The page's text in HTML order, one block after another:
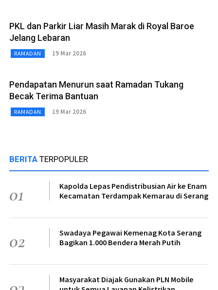
PKL dan Parkir Liar Masih Marak di Royal Baroe
Jelang Lebaran
RAMADAN 19 Mar 2026
Pendapatan Menurun saat Ramadan Tukang
Becak Terima Bantuan
RAMADAN 19 Mar 2026
BERITA TERPOPULER
01
Kapolda Lepas Pendistribusian Air ke Enam
Kecamatan Terdampak Kemarau di Serang
02
Swadaya Pegawai Kemenag Kota Serang
Bagikan 1.000 Bendera Merah Putih
Masyarakat Diajak Gunakan PLN Mobile